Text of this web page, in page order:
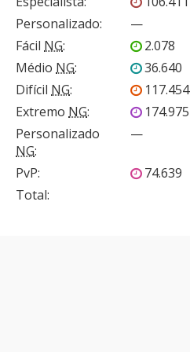
Personalizado: —
Fácil NG: 2.078
Médio NG: 36.640
Difícil NG: 117.454
Extremo NG: 174.975
Personalizado
NG:
—
PvP: 74.639
Total: